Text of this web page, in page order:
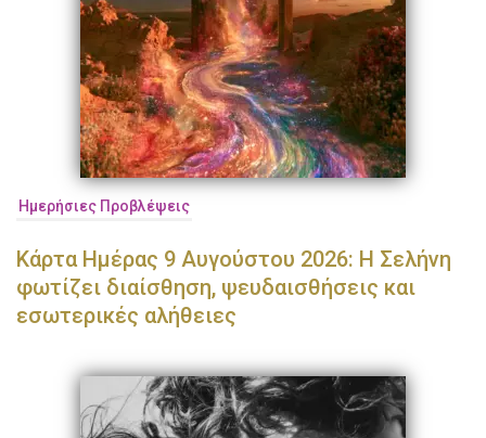
Ημερήσιες Προβλέψεις
Κάρτα Ημέρας 9 Αυγούστου 2026: Η Σελήνη
φωτίζει διαίσθηση, ψευδαισθήσεις και
εσωτερικές αλήθειες